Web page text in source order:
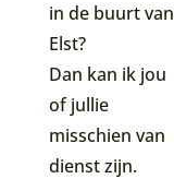
in de buurt van
Elst?
Dan kan ik jou
of jullie
misschien van
dienst zijn.